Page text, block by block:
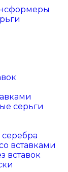
серьги
вставками
вставок